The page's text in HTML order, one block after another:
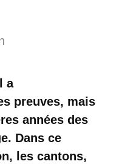
a
preuves, mais
années des
Dans ce
les cantons,